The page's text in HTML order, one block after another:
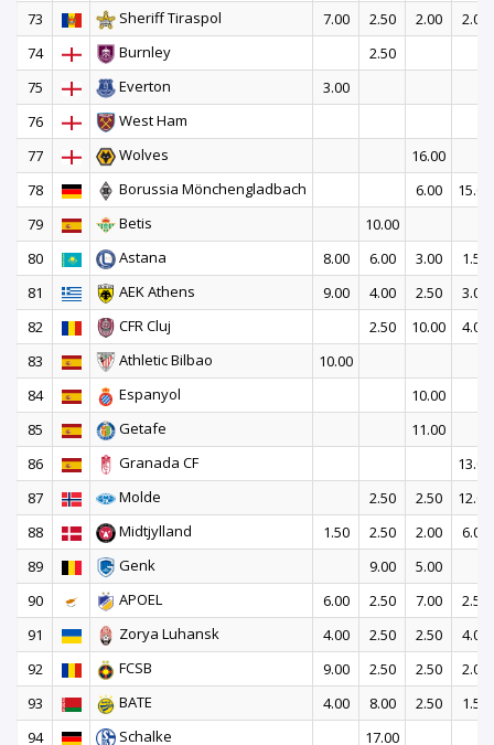
73
Sheriff Tiraspol 7.00 2.50 2.00
2.00
74
Burnley
2.50
75
Everton
3.00
76
West Ham
77
Wolves
16.00
78
Borussia Mönchengladbach 6.00
15.00
79
Betis
10.00
80
Astana 8.00 6.00 3.00
1.50
81
AEK Athens 9.00 4.00 2.50
3.00
82
CFR Cluj 2.50 10.00
4.00
83
Athletic Bilbao
10.00
84
Espanyol
10.00
85
Getafe
11.00
86
Granada CF
13.00
87
Molde 2.50 2.50
12.00
88
Midtjylland 1.50 2.50 2.00
6.00
89
Genk 9.00
5.00
90
APOEL 6.00 2.50 7.00
2.50
91
Zorya Luhansk 4.00 2.50 2.50
4.00
92
FCSB 9.00 2.50 2.50
2.00
93
BATE 4.00 8.00 2.50
1.50
94
Schalke 17.00